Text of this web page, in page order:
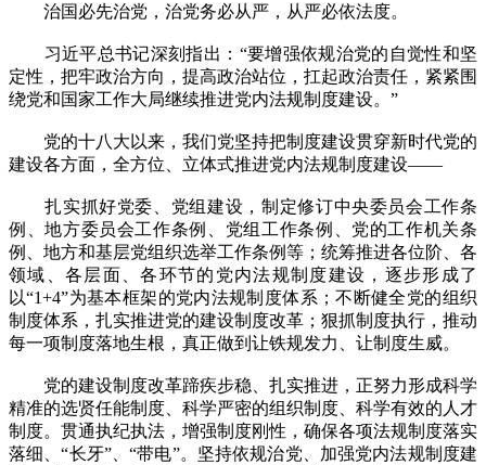
治国必先治党，治党务必从严，从严必依法度。
习近平总书记深刻指出：“要增强依规治党的自觉性和坚
定性，把牢政治方向，提高政治站位，扛起政治责任，紧紧围
绕党和国家工作大局继续推进党内法规制度建设。”
党的十八大以来，我们党坚持把制度建设贯穿新时代党的
建设各方面，全方位、立体式推进党内法规制度建设——
扎实抓好党委、党组建设，制定修订中央委员会工作条
例、地方委员会工作条例、党组工作条例、党的工作机关条
例、地方和基层党组织选举工作条例等；统筹推进各位阶、各
领域、各层面、各环节的党内法规制度建设，逐步形成了
以“1+4”为基本框架的党内法规制度体系；不断健全党的组织
制度体系，扎实推进党的建设制度改革；狠抓制度执行，推动
每一项制度落地生根，真正做到让铁规发力、让制度生威。
党的建设制度改革蹄疾步稳、扎实推进，正努力形成科学
精准的选贤任能制度、科学严密的组织制度、科学有效的人才
制度。贯通执纪执法，增强制度刚性，确保各项法规制度落实
落细、“长牙”、“带电”。坚持依规治党、加强党内法规制度建